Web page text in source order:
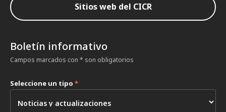
Sitios web del CICR
Boletín informativo
Campos marcados con * son obligatorios
Seleccione un tipo *